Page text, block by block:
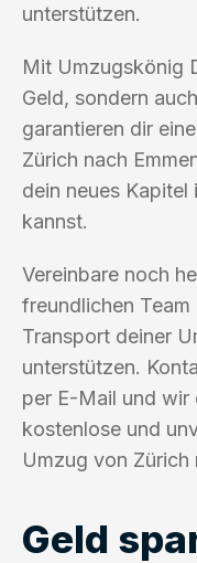
unterstützen.
Mit Umzugskönig
Geld, sondern
garantieren dir
Zürich nach
dein neues Kapitel
kannst.
Vereinbare noch
freundlichen
Transport deiner
unterstützen.
per E-Mail und wir
kostenlose und
Umzug von Zürich
Geld